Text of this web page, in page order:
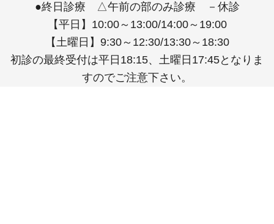
●終日診療 △午前の部のみ診療 －休診
【平日】10:00～13:00/14:00～19:00
【土曜日】9:30～12:30/13:30～18:30
初診の最終受付は平日18:15、土曜日17:45となりま
すのでご注意下さい。